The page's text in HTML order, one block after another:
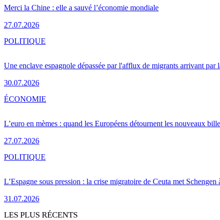
Merci la Chine : elle a sauvé l’économie mondiale
27.07.2026
Une enclave espagnole dépassée par l'afflux de migrants arrivant par
30.07.2026
POLITIQUE
L’euro en mèmes : quand les Européens détournent les nouveaux
27.07.2026
ÉCONOMIE
L’Espagne sous pression : la crise migratoire de Ceuta met Schengen
31.07.2026
POLITIQUE
LES PLUS RÉCENTS